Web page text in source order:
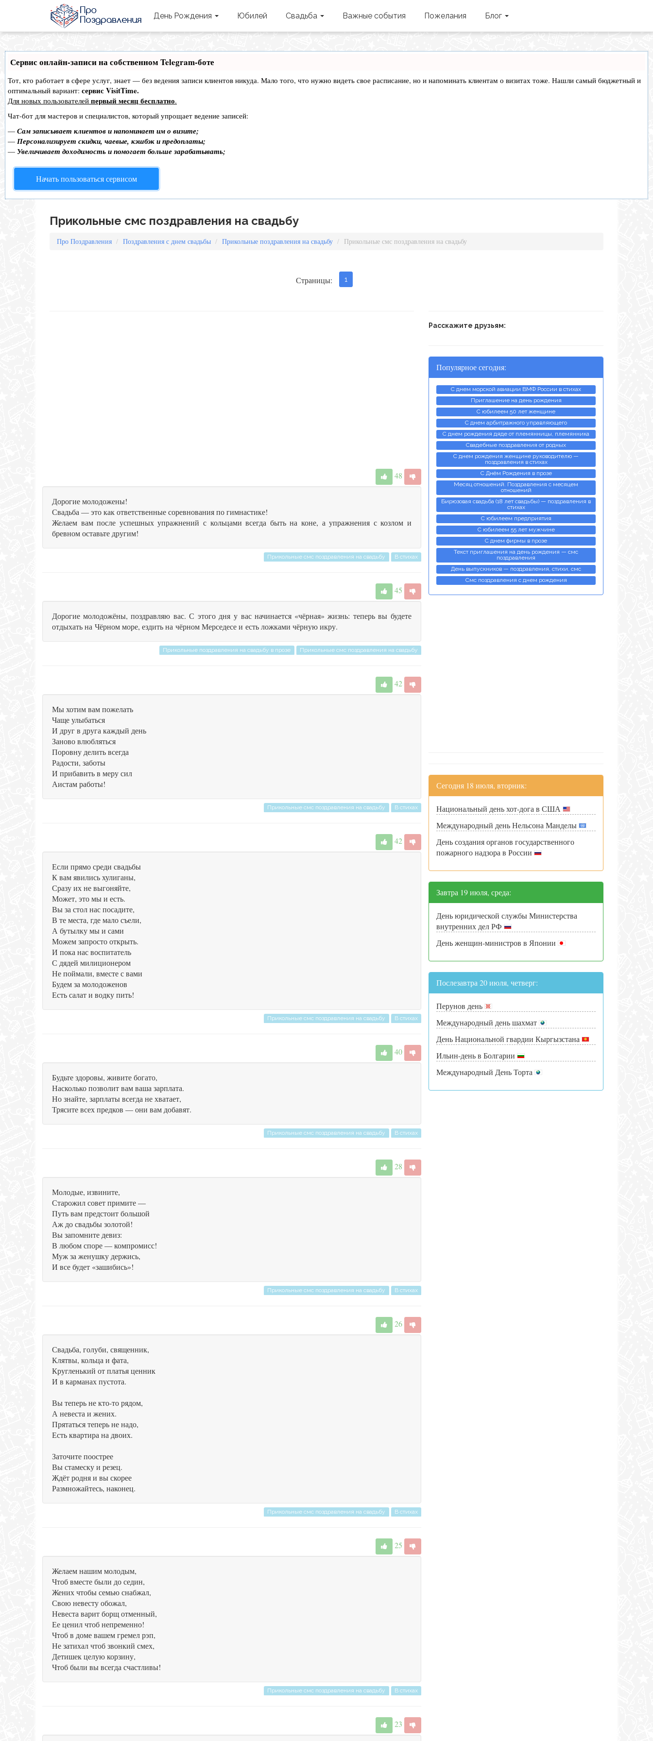
День Рождения Юбилей Свадьба Важные события Пожелания Блог
Сервис онлайн-записи на собственном Telegram-боте
Тот, кто работает в сфере услуг, знает — без ведения записи клиентов никуда. Мало того, что нужно видеть свое расписание, но и напоминать клиентам о визитах тоже. Нашли самый бюджетный и
оптимальный вариант: сервис VisitTime.
Для новых пользователей первый месяц бесплатно.
Чат-бот для мастеров и специалистов, который упрощает ведение записей:
— Сам записывает клиентов и напоминает им о визите;
— Персонализирует скидки, чаевые, кэшбэк и предоплаты;
— Увеличивает доходимость и помогает больше зарабатывать;
Начать пользоваться сервисом
Прикольные смс поздравления на свадьбу
Про Поздравления Поздравления с днем свадьбы Прикольные поздравления на свадьбу Прикольные смс поздравления на свадьбу
Страницы: 1
48
Дорогие молодожены!
Свадьба — это как ответственные соревнования по гимнастике!
Желаем вам после успешных упражнений с кольцами всегда быть на коне, а упражнения с козлом и
бревном оставьте другим!
Прикольные смс поздравления на свадьбу В стихах
45
Дорогие молодожёны, поздравляю вас. С этого дня у вас начинается «чёрная» жизнь: теперь вы будете
отдыхать на Чёрном море, ездить на чёрном Мерседесе и есть ложками чёрную икру.
Прикольные поздравления на свадьбу в прозе Прикольные смс поздравления на свадьбу
42
Мы хотим вам пожелать
Чаще улыбаться
И друг в друга каждый день
Заново влюбляться
Поровну делить всегда
Радости, заботы
И прибавить в меру сил
Аистам работы!
Прикольные смс поздравления на свадьбу В стихах
42
Если прямо среди свадьбы
К вам явились хулиганы,
Сразу их не выгоняйте,
Может, это мы и есть.
Вы за стол нас посадите,
В те места, где мало съели,
А бутылку мы и сами
Можем запросто открыть.
И пока нас воспитатель
С дядей милиционером
Не поймали, вместе с вами
Будем за молодоженов
Есть салат и водку пить!
Прикольные смс поздравления на свадьбу В стихах
40
Будьте здоровы, живите богато,
Насколько позволит вам ваша зарплата.
Но знайте, зарплаты всегда не хватает,
Трясите всех предков — они вам добавят.
Прикольные смс поздравления на свадьбу В стихах
28
Молодые, извините,
Старожил совет примите —
Путь вам предстоит большой
Аж до свадьбы золотой!
Вы запомните девиз:
В любом споре — компромисс!
Муж за женушку держись,
И все будет «зашибись»!
Прикольные смс поздравления на свадьбу В стихах
26
Свадьба, голуби, священник,
Клятвы, кольца и фата,
Кругленький от платья ценник
И в карманах пустота.
Вы теперь не кто-то рядом,
А невеста и жених.
Прятаться теперь не надо,
Есть квартира на двоих.
Заточите поострее
Вы стамеску и резец.
Ждёт родня и вы скорее
Размножайтесь, наконец.
Прикольные смс поздравления на свадьбу В стихах
25
Желаем нашим молодым,
Чтоб вместе были до седин,
Жених чтобы семью снабжал,
Свою невесту обожал,
Невеста варит борщ отменный,
Ее ценил чтоб непременно!
Чтоб в доме вашем гремел рэп,
Не затихал чтоб звонкий смех,
Детишек целую корзину,
Чтоб были вы всегда счастливы!
Прикольные смс поздравления на свадьбу В стихах
23
Расскажите друзьям:
Популярное сегодня:
С днем морской авиации ВМФ России в стихах
Приглашение на день рождения
С юбилеем 50 лет женщине
С днем арбитражного управляющего
С днем рождения дяде от племянницы, племянника
Свадебные поздравления от родных
С днем рождения женщине руководителю —
поздравления в стихах
С Днём Рождения в прозе
Месяц отношений. Поздравления с месяцем
отношений
Бирюзовая свадьба (18 лет свадьбы) — поздравления в
стихах
С юбилеем предприятия
С юбилеем 55 лет мужчине
С днем фирмы в прозе
Текст приглашения на день рождения — смс
поздравления
День выпускников — поздравления, стихи, смс
Смс поздравления с днем рождения
Сегодня 18 июля, вторник:
Национальный день хот-дога в США
Международный день Нельсона Манделы
День создания органов государственного
пожарного надзора в России
Завтра 19 июля, среда:
День юридической службы Министерства
внутренних дел РФ
День женщин-министров в Японии
Послезавтра 20 июля, четверг:
Перунов день
Международный день шахмат
День Национальной гвардии Кыргызстана
Ильин-день в Болгарии
Международный День Торта